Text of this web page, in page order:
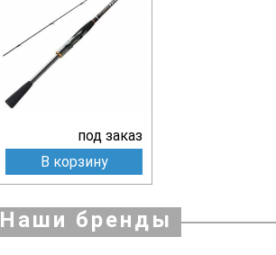
под заказ
В корзину
Наши бренды